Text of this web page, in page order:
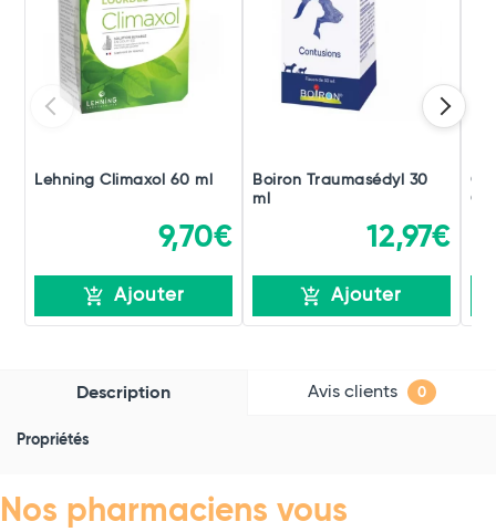
Lehning Climaxol 60 ml
9,70€
Ajouter
Boiron Traumasédyl 30
ml
12,97€
Ajouter
Description Avis clients 0
Propriétés
Nos pharmaciens vous